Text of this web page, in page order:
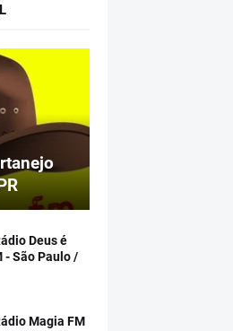
Deus é
- São Paulo /
Magia FM